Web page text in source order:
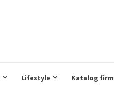
Lifestyle Katalog firm